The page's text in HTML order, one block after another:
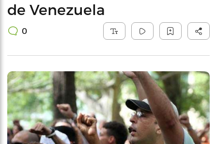
de Venezuela
0